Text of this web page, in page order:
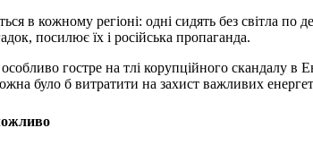
в кожному регіоні: одні сидять без світла по
посилює їх і російська пропаганда.
гостре на тлі корупційного скандалу
було б витратити на захист важливих